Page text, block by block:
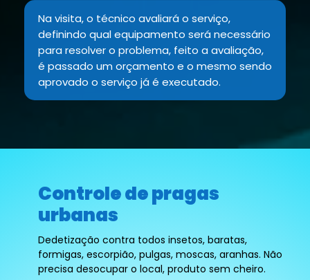
Na visita, o técnico avaliará o serviço,
definindo qual equipamento será necessário
para resolver o problema, feito a avaliação,
é passado um orçamento e o mesmo sendo
aprovado o serviço já é executado.
Controle de pragas
urbanas
Dedetização contra todos insetos, baratas,
formigas, escorpião, pulgas, moscas, aranhas. Não
precisa desocupar o local, produto sem cheiro.